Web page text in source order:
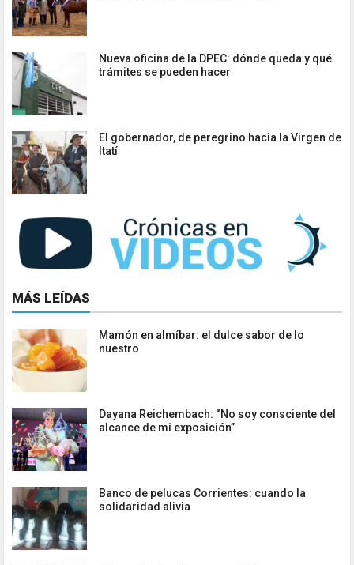
Nueva oficina de la DPEC: dónde queda y qué
trámites se pueden hacer
El gobernador, de peregrino hacia la Virgen de
Itatí
MÁS LEÍDAS
Mamón en almíbar: el dulce sabor de lo
nuestro
Dayana Reichembach: “No soy consciente del
alcance de mi exposición”
Banco de pelucas Corrientes: cuando la
solidaridad alivia